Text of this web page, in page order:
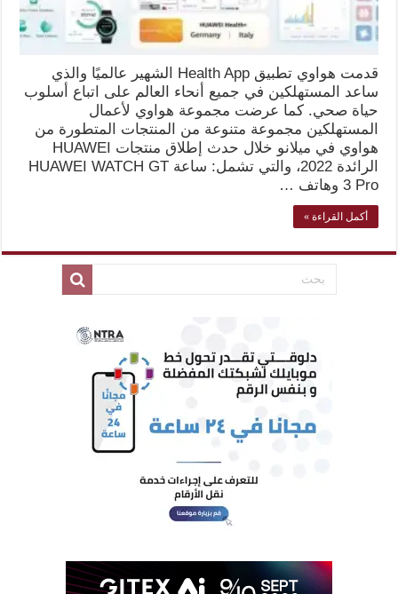
قدمت هواوي تطبيق Health App الشهير عالميًا والذي
ساعد المستهلكين في جميع أنحاء العالم على اتباع أسلوب
حياة صحي. كما عرضت مجموعة هواوي لأعمال
المستهلكين مجموعة متنوعة من المنتجات المتطورة من
هواوي في ميلانو خلال حدث إطلاق منتجات HUAWEI
الرائدة 2022، والتي تشمل: ساعة HUAWEI WATCH GT
3 Pro وهاتف …
أكمل القراءة »